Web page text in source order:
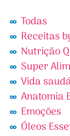
Todas
Receitas
Nutrição
Super
Vida
Anatomia
Emoções
Óleos